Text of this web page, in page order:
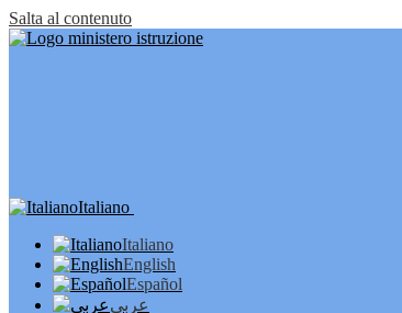
Salta al contenuto
Italiano
Italiano
English
Español
عربى